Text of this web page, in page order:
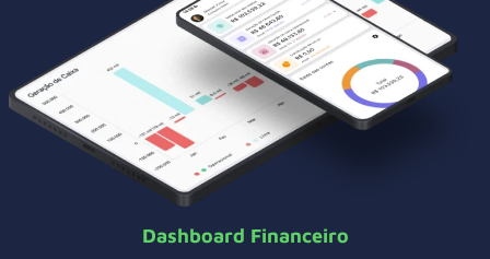
Dashboard Financeiro